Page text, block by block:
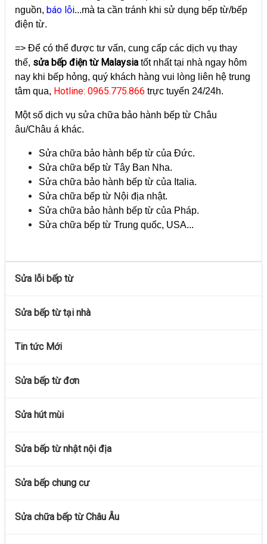
nguồn, báo lỗi...mà ta cần tránh khi sử dụng bếp từ/bếp
điện từ.
=> Để có thể được tư vấn, cung cấp các dịch vụ thay
thế, sửa bếp điện từ Malaysia tốt nhất tại nhà ngay hôm
nay khi bếp hỏng, quý khách hàng vui lòng liên hệ trung
tâm qua, Hotline: 0965.775.866 trực tuyến 24/24h.
Một số dịch vụ sửa chữa bảo hành bếp từ Châu
âu/Châu á khác.
Sửa chữa bảo hành bếp từ của Đức.
Sửa chữa bếp từ Tây Ban Nha.
Sửa chữa bảo hành bếp từ của Italia.
Sửa chữa bếp từ Nội địa nhật.
Sửa chữa bảo hành bếp từ của Pháp.
Sửa chữa bếp từ Trung quốc, USA...
Sửa lỗi bếp từ
Sửa bếp từ tại nhà
Tin tức Mới
Sửa bếp từ đơn
Sửa hút mùi
Sửa bếp từ nhật nội địa
Sửa bếp chung cư
Sửa chữa bếp từ Châu Âu